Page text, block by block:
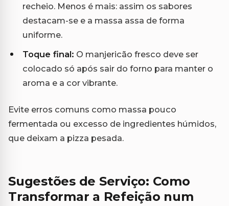
recheio. Menos é mais: assim os sabores
destacam-se e a massa assa de forma
uniforme.
Toque final: O manjericão fresco deve ser
colocado só após sair do forno para manter o
aroma e a cor vibrante.
Evite erros comuns como massa pouco
fermentada ou excesso de ingredientes húmidos,
que deixam a pizza pesada.
Sugestões de Serviço: Como
Transformar a Refeição num